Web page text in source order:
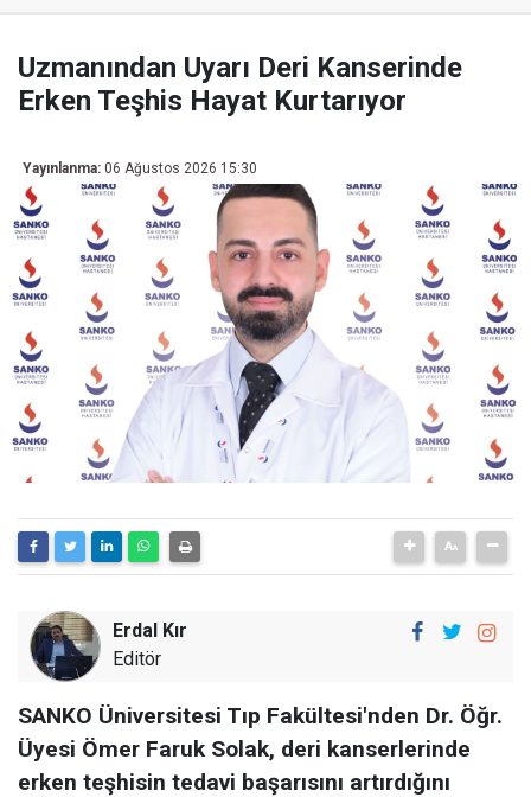
Uzmanından Uyarı Deri Kanserinde
Erken Teşhis Hayat Kurtarıyor
Yayınlanma: 06 Ağustos 2026 15:30
Erdal Kır
Editör
SANKO Üniversitesi Tıp Fakültesi'nden Dr. Öğr.
Üyesi Ömer Faruk Solak, deri kanserlerinde
erken teşhisin tedavi başarısını artırdığını